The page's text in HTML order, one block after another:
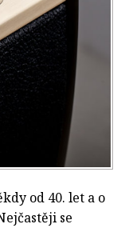
od 40. let a o
se